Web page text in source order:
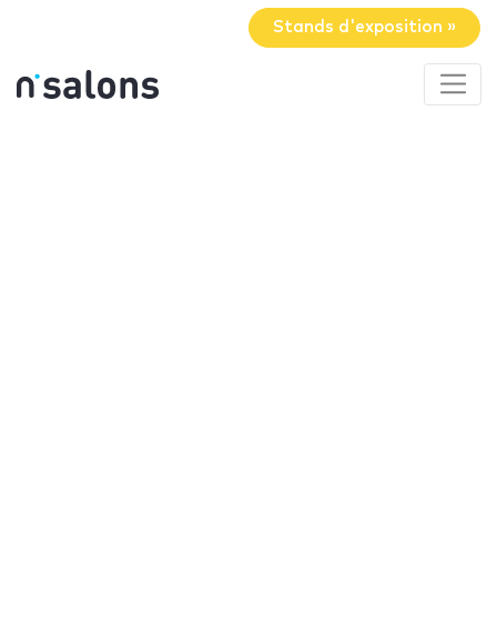
Stands d'exposition »